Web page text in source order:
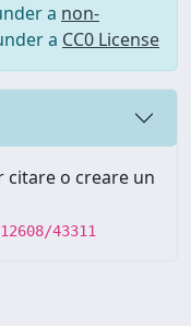
a non-
a CC0 License
citare o creare un
43311